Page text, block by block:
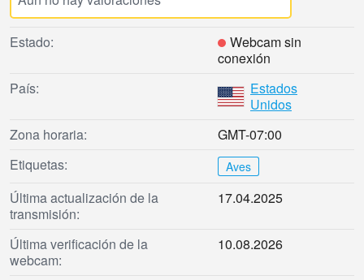
Estado:
Webcam sin
conexión
País:
Estados
Unidos
Zona horaria:
GMT-07:00
Etiquetas:
Aves
Última actualización de la
transmisión:
17.04.2025
Última verificación de la
webcam:
10.08.2026